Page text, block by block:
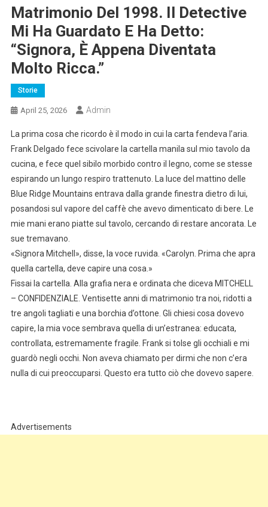
Matrimonio Del 1998. Il Detective
Mi Ha Guardato E Ha Detto:
“Signora, È Appena Diventata
Molto Ricca.”
Storie
April 25, 2026 Admin
La prima cosa che ricordo è il modo in cui la carta fendeva l’aria.
Frank Delgado fece scivolare la cartella manila sul mio tavolo da
cucina, e fece quel sibilo morbido contro il legno, come se stesse
espirando un lungo respiro trattenuto. La luce del mattino delle
Blue Ridge Mountains entrava dalla grande finestra dietro di lui,
posandosi sul vapore del caffè che avevo dimenticato di bere. Le
mie mani erano piatte sul tavolo, cercando di restare ancorata. Le
sue tremavano.
«Signora Mitchell», disse, la voce ruvida. «Carolyn. Prima che apra
quella cartella, deve capire una cosa.»
Fissai la cartella. Alla grafia nera e ordinata che diceva MITCHELL
– CONFIDENZIALE. Ventisette anni di matrimonio tra noi, ridotti a
tre angoli tagliati e una borchia d’ottone. Gli chiesi cosa dovevo
capire, la mia voce sembrava quella di un’estranea: educata,
controllata, estremamente fragile. Frank si tolse gli occhiali e mi
guardò negli occhi. Non aveva chiamato per dirmi che non c’era
nulla di cui preoccuparsi. Questo era tutto ciò che dovevo sapere.
Advertisements